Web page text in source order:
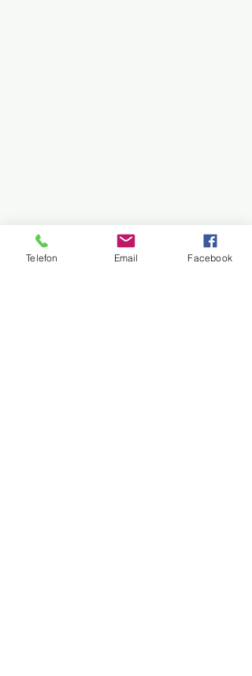
Telefon Email Facebook